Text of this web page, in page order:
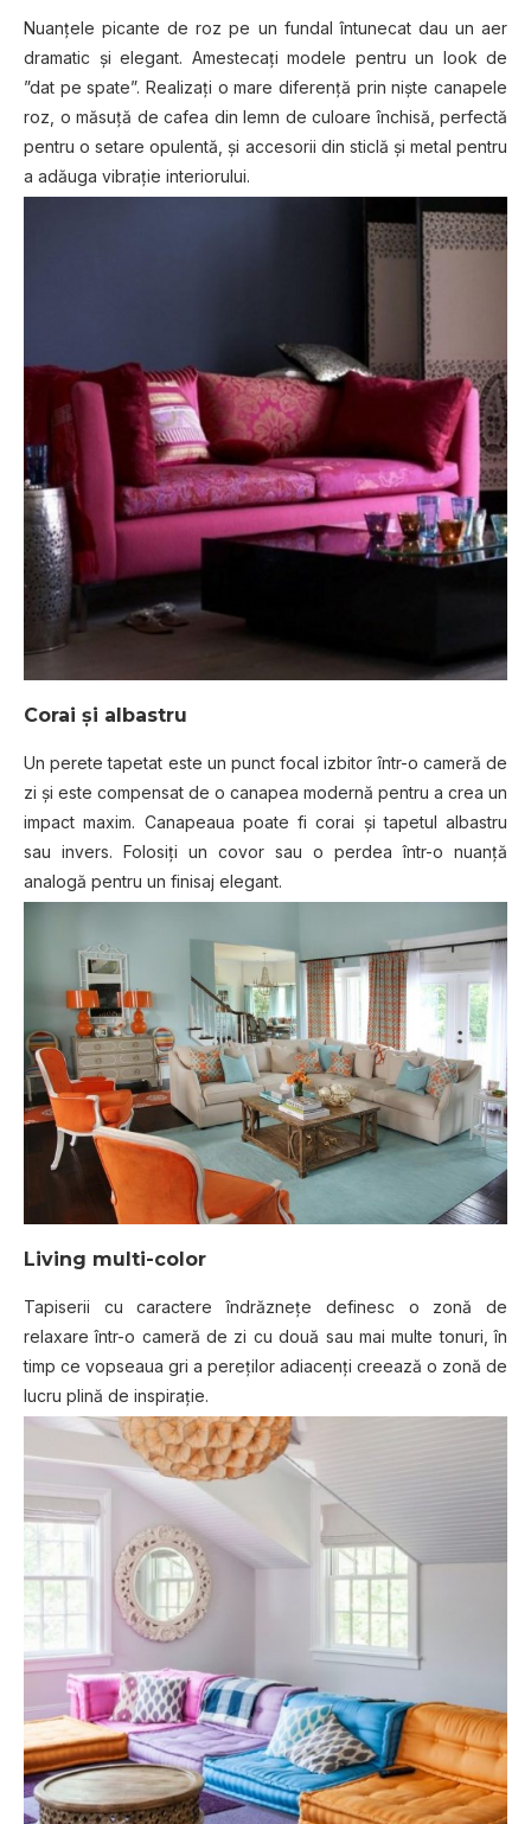
Nuanțele picante de roz pe un fundal întunecat dau un aer
dramatic și elegant. Amestecați modele pentru un look de
”dat pe spate”. Realizați o mare diferență prin niște canapele
roz, o măsuță de cafea din lemn de culoare închisă, perfectă
pentru o setare opulentă, și accesorii din sticlă și metal pentru
a adăuga vibrație interiorului.
Corai și albastru
Un perete tapetat este un punct focal izbitor într-o cameră de
zi și este compensat de o canapea modernă pentru a crea un
impact maxim. Canapeaua poate fi corai și tapetul albastru
sau invers. Folosiți un covor sau o perdea într-o nuanță
analogă pentru un finisaj elegant.
Living multi-color
Tapiserii cu caractere îndrăznețe definesc o zonă de
relaxare într-o cameră de zi cu două sau mai multe tonuri, în
timp ce vopseaua gri a pereților adiacenți creează o zonă de
lucru plină de inspirație.